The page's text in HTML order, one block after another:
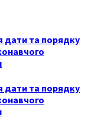
дати та порядку
дати та порядку